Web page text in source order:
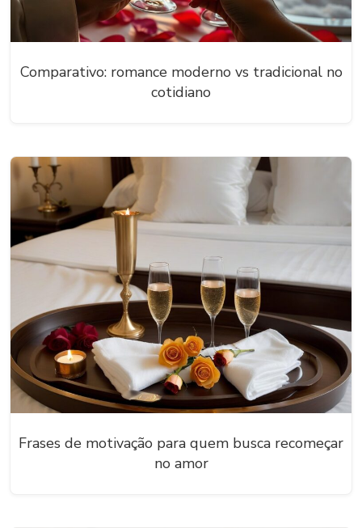
Comparativo: romance moderno vs tradicional no
cotidiano
Frases de motivação para quem busca recomeçar
no amor